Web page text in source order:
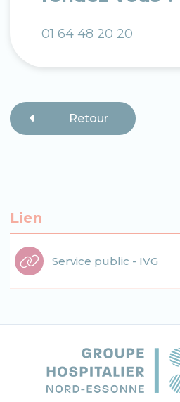
01 64 48 20 20
Retour
Lien
Service public - IVG